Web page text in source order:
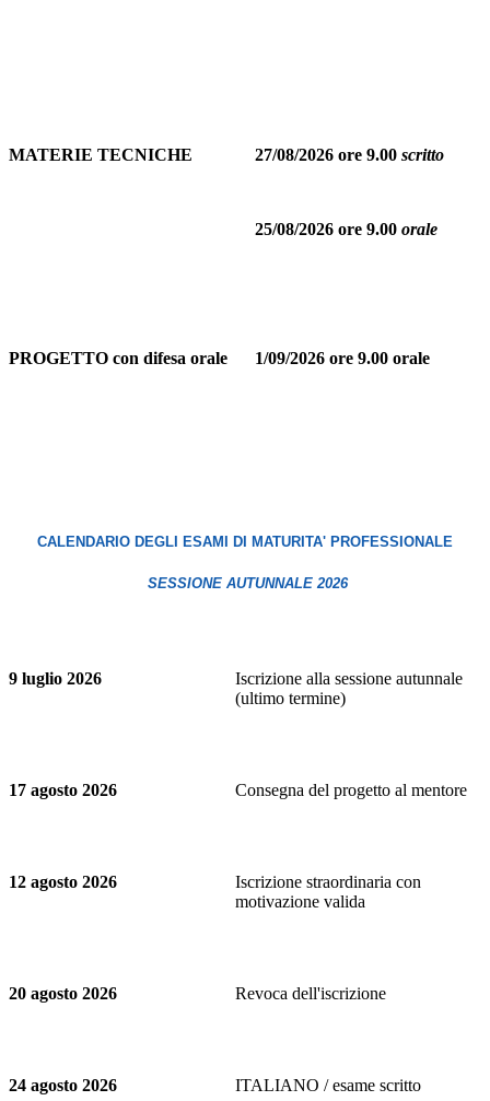
MATERIE TECNICHE 27/08/2026 ore 9.00 scritto
25/08/2026 ore 9.00 orale
PROGETTO con difesa orale 1/09/2026 ore 9.00 orale
CALENDARIO DEGLI ESAMI DI MATURITA' PROFESSIONALE
SESSIONE AUTUNNALE 2026
9 luglio 2026
Iscrizione alla sessione autunnale
(ultimo termine)
17 agosto 2026 Consegna del progetto al mentore
12 agosto 2026
Iscrizione straordinaria con
motivazione valida
20 agosto 2026 Revoca dell'iscrizione
24 agosto 2026 ITALIANO / esame scritto